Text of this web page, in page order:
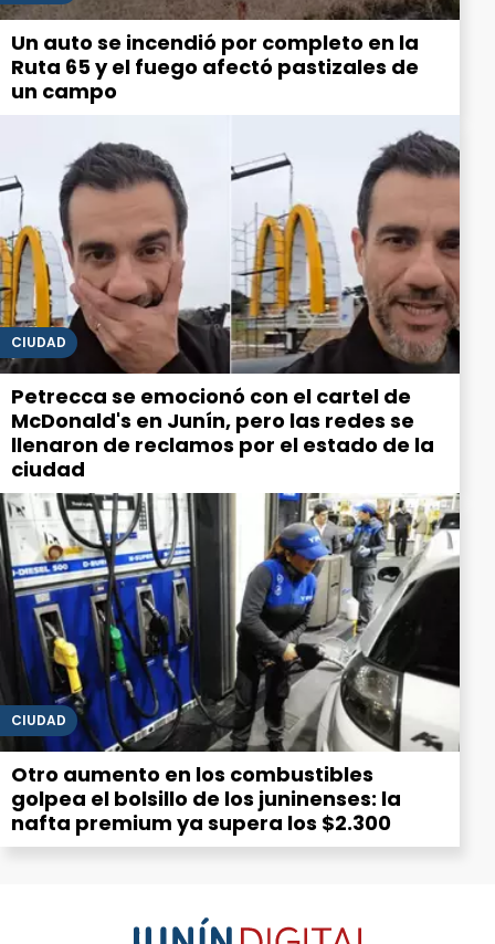
Un auto se incendió por completo en la
Ruta 65 y el fuego afectó pastizales de
un campo
CIUDAD
Petrecca se emocionó con el cartel de
McDonald's en Junín, pero las redes se
llenaron de reclamos por el estado de la
ciudad
CIUDAD
Otro aumento en los combustibles
golpea el bolsillo de los juninenses: la
nafta premium ya supera los $2.300